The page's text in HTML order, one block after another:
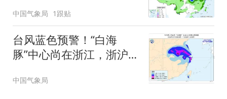
险高
中国气象局 1跟贴
台风蓝色预警！“白海
豚”中心尚在浙江，浙沪苏
中国气象局